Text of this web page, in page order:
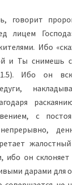
говорит
лицем
Ибо
и Ты снимешь
Ибо он
с
непрерывно,
ибо он
дарами для